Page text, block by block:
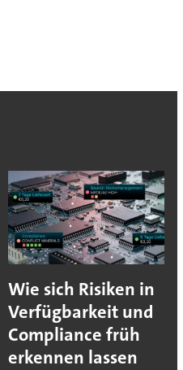
Wie sich Risiken in
Verfügbarkeit und
Compliance früh
erkennen lassen